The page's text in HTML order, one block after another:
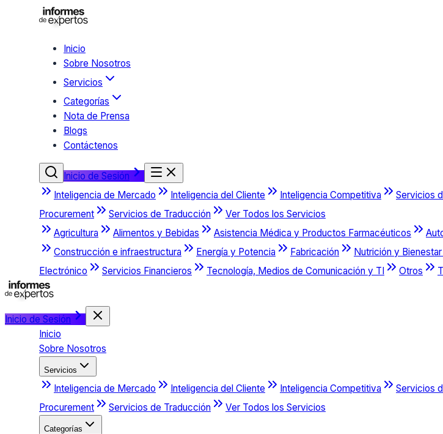
Inicio
Sobre Nosotros
Servicios
Categorías
Nota de Prensa
Blogs
Contáctenos
Inicio de Sesión
Inteligencia de Mercado
Inteligencia del Cliente Inteligencia Competitiva Servicios
Procurement
Servicios de Traducción
Ver Todos los Servicios
Agricultura
Alimentos y Bebidas Asistencia Médica y Productos Farmacéuticos
Construcción e infraestructura
Energía y Potencia Fabricación Nutrición y
Electrónico
Servicios Financieros Tecnología, Medios de Comunicación y TI Otros
Inicio de Sesión
Inicio
Sobre Nosotros
Servicios
Inteligencia de Mercado Inteligencia del Cliente Inteligencia Competitiva Servicios
Procurement
Servicios de Traducción Ver Todos los Servicios
Categorías